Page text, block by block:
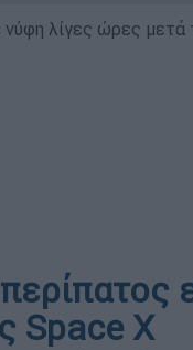
λίγες ώρες μετά
Space X